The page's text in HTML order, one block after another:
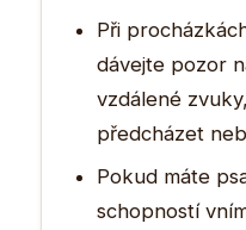
Při
dávejte pozor
vzdálené
předcházet
Pokud máte
schopností